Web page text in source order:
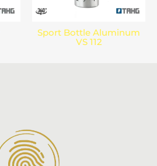
Sport Bottle Aluminum
VS 112